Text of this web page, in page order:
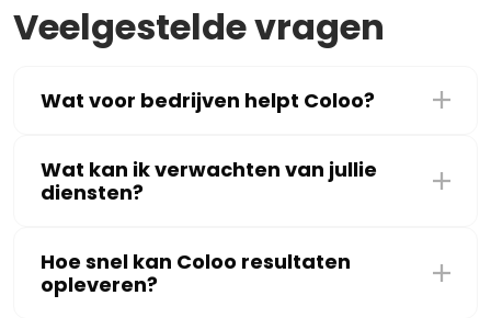
Veelgestelde vragen
Wat voor bedrijven helpt Coloo?
Wat kan ik verwachten van jullie
diensten?
Hoe snel kan Coloo resultaten
opleveren?